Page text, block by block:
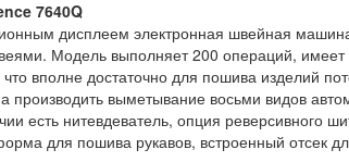
7640Q
дисплеем электронная швейная
Модель выполняет 200 операций,
что вполне достаточно для пошива
выметывание восьми видов
есть нитевдеватель, опция реверсивного
для пошива рукавов, встроенный отсек